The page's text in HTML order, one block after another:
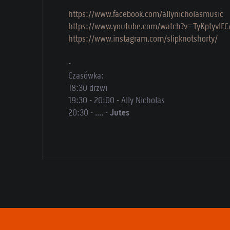
https://www.facebook.com/allynicholasmusic
https://www.youtube.com/
https://www.instagram.com/slipknotshorty/
-
Czasówka:
18:30 drzwi
19:30 - 20:00 - Ally Nicholas
20:30 - .... -Jutes